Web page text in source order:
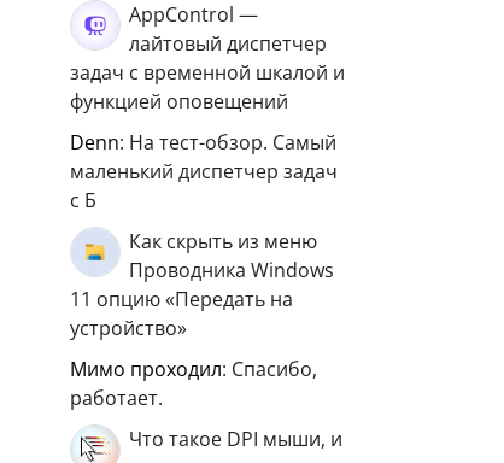
AppControl —
лайтовый диспетчер
задач с временной шкалой и
функцией оповещений
Denn: На тест-обзор. Самый
маленький диспетчер задач
с Б
Как скрыть из меню
Проводника Windows
11 опцию «Передать на
устройство»
мимо проходил: Спасибо,
работает.
Что такое DPI мыши, и